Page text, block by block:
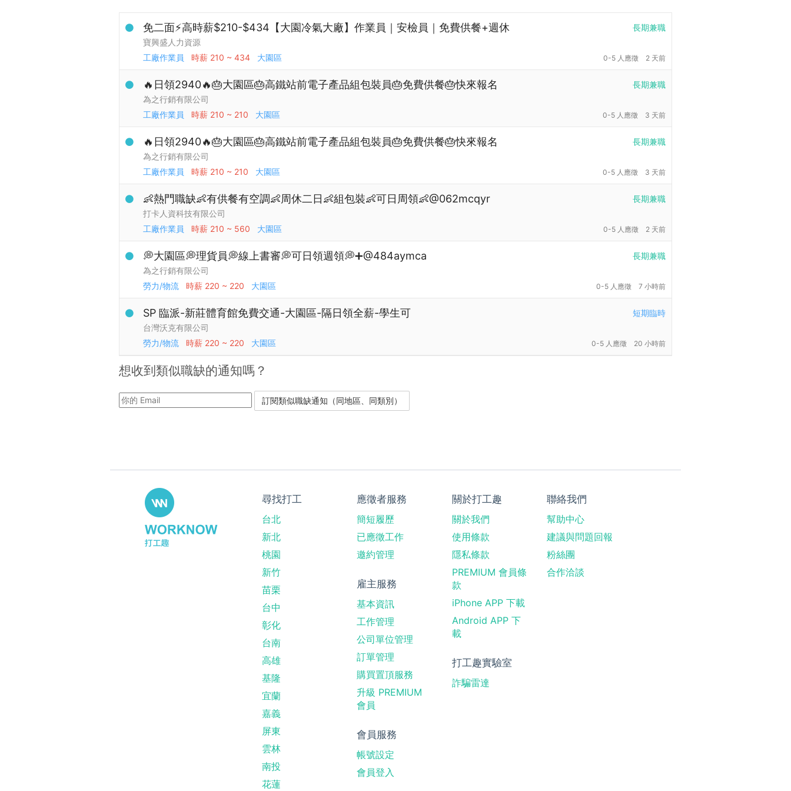
長期兼職
免二面⚡高時薪$210-$434【大園冷氣大廠】作業員｜安檢員｜免費供餐+週休
寶興盛人力資源
工廠作業員
時薪 210 ~ 434 大園區 0-5 人應徵 2 天前
長期兼職
🔥日領2940🔥🎂大園區🎂高鐵站前電子產品組包裝員🎂免費供餐🎂快來報名
為之行銷有限公司
工廠作業員
時薪 210 ~ 210 大園區 0-5 人應徵 3 天前
長期兼職
🔥日領2940🔥🎂大園區🎂高鐵站前電子產品組包裝員🎂免費供餐🎂快來報名
為之行銷有限公司
工廠作業員
時薪 210 ~ 210 大園區 0-5 人應徵 3 天前
長期兼職
👶熱門職缺👶有供餐有空調👶周休二日👶組包裝👶可日周領👶@062mcqyr
打卡人資科技有限公司
工廠作業員
時薪 210 ~ 560 大園區 0-5 人應徵 2 天前
長期兼職
💭大園區💭理貨員💭線上書審💭可日領週領💭➕@484aymca
為之行銷有限公司
勞力/物流
時薪 220 ~ 220 大園區 0-5 人應徵 7 小時前
短期臨時
SP 臨派-新莊體育館免費交通-大園區-隔日領全薪-學生可
台灣沃克有限公司
勞力/物流
時薪 220 ~ 220 大園區 0-5 人應徵 20 小時前
想收到類似職缺的通知嗎？
尋找打工
台北
新北
桃園
新竹
苗栗
台中
彰化
台南
高雄
基隆
宜蘭
嘉義
屏東
雲林
南投
花蓮
應徵者服務
簡短履歷
已應徵工作
邀約管理
雇主服務
基本資訊
工作管理
公司單位管理
訂單管理
購買置頂服務
升級 PREMIUM
會員
會員服務
帳號設定
會員登入
關於打工趣
關於我們
使用條款
隱私條款
PREMIUM 會員條
款
iPhone APP 下載
Android APP 下
載
打工趣實驗室
詐騙雷達
聯絡我們
幫助中心
建議與問題回報
粉絲團
合作洽談